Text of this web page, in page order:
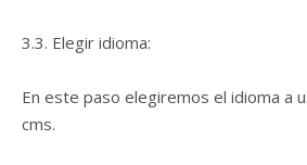
3.3. Elegir idioma:
En este paso elegiremos el idioma a
cms.